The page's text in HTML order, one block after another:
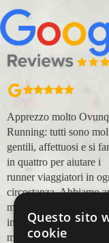
Apprezzo molto
Running: tutti sono
gentili, affettuosi e si
in quattro per aiutare i
runner viaggiatori in
circostanza. Abbiamo
modo di appoggiarci a
in più occasioni, per
maratone (NYC18,
Questo sito
cookie